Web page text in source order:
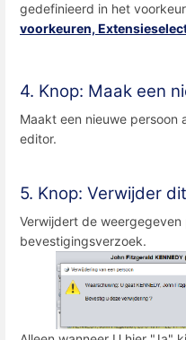
gedefinieerd in het
voorkeuren,
4. Knop: Maak een
Maakt een nieuwe persoon
editor.
5. Knop: Verwijder
Verwijdert de weergegeven
bevestigingsverzoek.